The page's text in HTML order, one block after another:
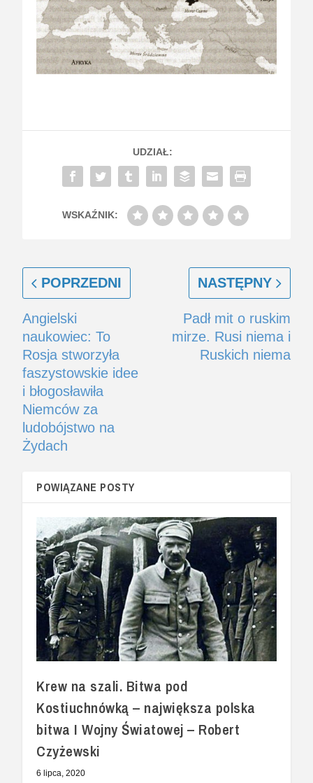
UDZIAŁ:
WSKAŹNIK:
POPRZEDNI
Angielski
naukowiec: To
Rosja stworzyła
faszystowskie idee
i błogosławiła
Niemców za
ludobójstwo na
Żydach
NASTĘPNY
Padł mit o ruskim
mirze. Rusi niema i
Ruskich niema
POWIĄZANE POSTY
Krew na szali. Bitwa pod
Kostiuchnówką – największa polska
bitwa I Wojny Światowej – Robert
Czyżewski
6 lipca, 2020